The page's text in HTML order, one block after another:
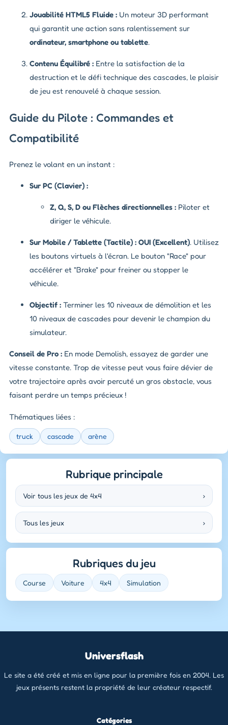
Jouabilité HTML5 Fluide : Un moteur 3D performant
qui garantit une action sans ralentissement sur
ordinateur, smartphone ou tablette.
Contenu Équilibré : Entre la satisfaction de la
destruction et le défi technique des cascades, le plaisir
de jeu est renouvelé à chaque session.
Guide du Pilote : Commandes et
Compatibilité
Prenez le volant en un instant :
Sur PC (Clavier) :
Z, Q, S, D ou Flèches directionnelles : Piloter et
diriger le véhicule.
Sur Mobile / Tablette (Tactile) : OUI (Excellent). Utilisez
les boutons virtuels à l'écran. Le bouton "Race" pour
accélérer et "Brake" pour freiner ou stopper le
véhicule.
Objectif : Terminer les 10 niveaux de démolition et les
10 niveaux de cascades pour devenir le champion du
simulateur.
Conseil de Pro : En mode Demolish, essayez de garder une
vitesse constante. Trop de vitesse peut vous faire dévier de
votre trajectoire après avoir percuté un gros obstacle, vous
faisant perdre un temps précieux !
Thématiques liées :
truck cascade arène
Rubrique principale
Voir tous les jeux de 4x4 ›
Tous les jeux ›
Rubriques du jeu
Course Voiture 4x4 Simulation
Universflash
Le site a été créé et mis en ligne pour la première fois en 2004. Les
jeux présents restent la propriété de leur créateur respectif.
Catégories